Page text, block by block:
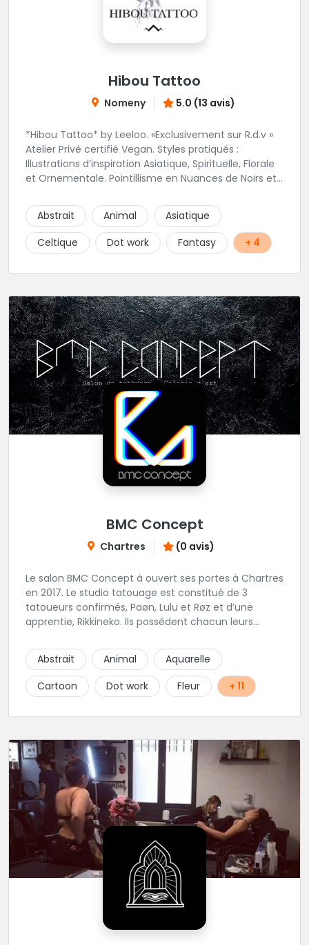
Hibou Tattoo
Nomeny 5.0 (13 avis)
*Hibou Tattoo* by Leeloo. «Exclusivement sur R.d.v »
Atelier Privé certifié Vegan. Styles pratiqués :
Illustrations d’inspiration Asiatique, Spirituelle, Florale
et Ornementale. Pointillisme en Nuances de Noirs et
de l’Atelier :
https://www.facebook.com/HibouTattoos
Abstrait Animal
Asiatique
Celtique
Dot work Fantasy + 4
BMC Concept
Chartres (0 avis)
Le salon BMC Concept à ouvert ses portes à Chartres
en 2017. Le studio tatouage est constitué de 3
tatoueurs confirmés, Paøn, Lulu et Røz et d’une
apprentie, Rikkineko. Ils possèdent chacun leurs
souhaitant se faire tatouer de pouvoir construire un
projet entièrement personnalisé. Une pierceuse est
présente en Guest environ une semaine par mois au
salon.
Abstrait Animal
Aquarelle
Cartoon
Dot work Fleur + 11